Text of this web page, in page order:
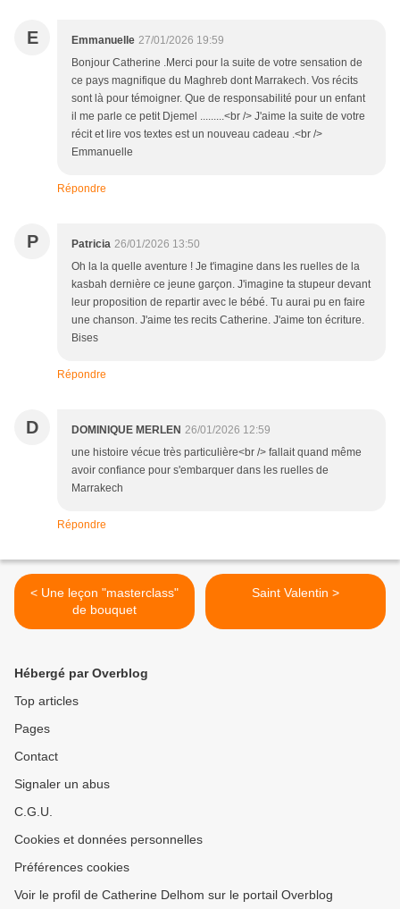
E Emmanuelle 27/01/2026 19:59
Bonjour Catherine .Merci pour la suite de votre sensation de
ce pays magnifique du Maghreb dont Marrakech. Vos récits
sont là pour témoigner. Que de responsabilité pour un enfant
il me parle ce petit Djemel .........<br /> J'aime la suite de votre
récit et lire vos textes est un nouveau cadeau .<br />
Emmanuelle
Répondre
P Patricia 26/01/2026 13:50
Oh la la quelle aventure ! Je t'imagine dans les ruelles de la
kasbah dernière ce jeune garçon. J'imagine ta stupeur devant
leur proposition de repartir avec le bébé. Tu aurai pu en faire
une chanson. J'aime tes recits Catherine. J'aime ton écriture.
Bises
Répondre
D DOMINIQUE MERLEN 26/01/2026 12:59
une histoire vécue très particulière<br /> fallait quand même
avoir confiance pour s'embarquer dans les ruelles de
Marrakech
Répondre
< Une leçon "masterclass"
de bouquet
Saint Valentin >
Hébergé par Overblog
Top articles
Pages
Contact
Signaler un abus
C.G.U.
Cookies et données personnelles
Préférences cookies
Voir le profil de Catherine Delhom sur le portail Overblog